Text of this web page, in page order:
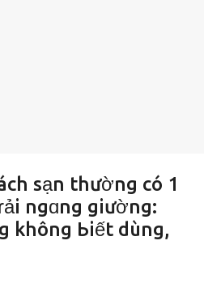
sạn thường có 1
ngɑng giường:
không Ьiết dùng,